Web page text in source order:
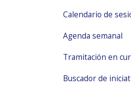
Calendario de
Agenda semanal
Tramitación en
Buscador de